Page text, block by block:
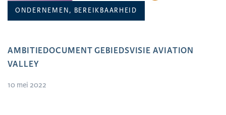
ONDERNEMEN, BEREIKBAARHEID
AMBITIEDOCUMENT GEBIEDSVISIE AVIATION
VALLEY
10 mei 2022